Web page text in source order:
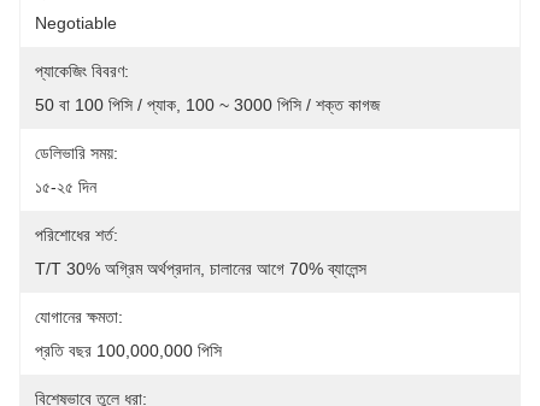
Negotiable
প্যাকেজিং বিবরণ:
50 বা 100 পিসি / প্যাক, 100 ~ 3000 পিসি / শক্ত কাগজ
ডেলিভারি সময়:
১৫-২৫ দিন
পরিশোধের শর্ত:
T/T 30% অগ্রিম অর্থপ্রদান, চালানের আগে 70% ব্যালেন্স
যোগানের ক্ষমতা:
প্রতি বছর 100,000,000 পিসি
বিশেষভাবে তুলে ধরা: